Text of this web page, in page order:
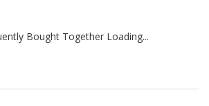
Bought Together Loading...